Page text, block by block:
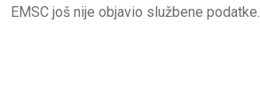
EMSC još nije objavio službene podatke.